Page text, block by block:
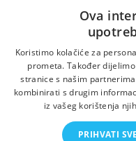
Libar
Ova
Koristimo kolačiće za
prometa. Također
stranice s našim
kombinirati s drugim
iz vašeg korištenja
PRIHVATI SVE